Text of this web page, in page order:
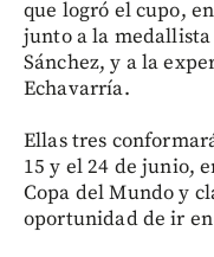
que logró el cupo,
junto a la
Sánchez, y a la
Echavarría.
Ellas tres
15 y el 24 de junio,
Copa del Mundo y
oportunidad de ir